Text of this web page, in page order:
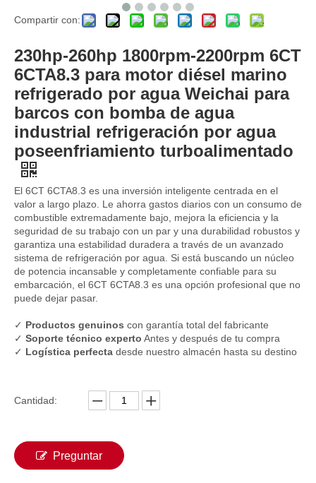
Motor marino de velocidad media de calidad 6M33C550-15 550HP Weichai Baudouin Motor diésel refrigerado por agua para barcos Ajuste refrigerado por agua con barco marino Motor marino de velocidad media de calidad serie 6M33 6M33C1200 1200HP Weichai Baudouin motor diésel refrigerado por agua para barco de pesca
Compartir con:
230hp-260hp 1800rpm-2200rpm 6CT
6CTA8.3 para motor diésel marino
refrigerado por agua Weichai para
barcos con bomba de agua
industrial refrigeración por agua
poseenfriamiento turboalimentado
El 6CT 6CTA8.3 es una inversión inteligente centrada en el
valor a largo plazo. Le ahorra gastos diarios con un consumo de
combustible extremadamente bajo, mejora la eficiencia y la
seguridad de su trabajo con un par y una durabilidad robustos y
garantiza una estabilidad duradera a través de un avanzado
sistema de refrigeración por agua. Si está buscando un núcleo
de potencia incansable y completamente confiable para su
embarcación, el 6CT 6CTA8.3 es una opción profesional que no
puede dejar pasar.
✓ Productos genuinos con garantía total del fabricante
✓ Soporte técnico experto Antes y después de tu compra
✓ Logística perfecta desde nuestro almacén hasta su destino
Cantidad:
Preguntar